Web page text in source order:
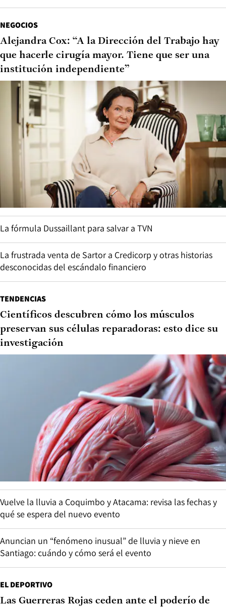
NEGOCIOS
Alejandra Cox: “A la Dirección del Trabajo hay
que hacerle cirugía mayor. Tiene que ser una
institución independiente”
La fórmula Dussaillant para salvar a TVN
La frustrada venta de Sartor a Credicorp y otras historias
desconocidas del escándalo financiero
TENDENCIAS
Científicos descubren cómo los músculos
preservan sus células reparadoras: esto dice su
investigación
Vuelve la lluvia a Coquimbo y Atacama: revisa las fechas y
qué se espera del nuevo evento
Anuncian un “fenómeno inusual” de lluvia y nieve en
Santiago: cuándo y cómo será el evento
EL DEPORTIVO
Las Guerreras Rojas ceden ante el poderío de